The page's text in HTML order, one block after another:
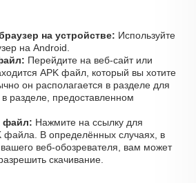
на устройстве: Используйте
на Android.
Перейдите на веб-сайт или
APK файл, который вы хотите
он располагается в разделе для
разделе, предоставленном
файл: Нажмите на ссылку для
файла. В определённых случаях, в
веб-обозревателя, вам может
скачивание.